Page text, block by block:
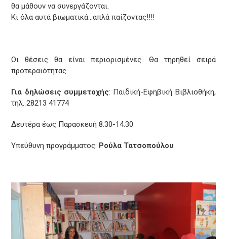
θα μάθουν να συνεργάζονται.
Κι όλα αυτά βιωματικά…απλά παίζοντας!!!!
Οι θέσεις θα είναι περιορισμένες. Θα τηρηθεί σειρά
προτεραιότητας.
Για δηλώσεις συμμετοχής: Παιδική-Εφηβική Βιβλιοθήκη,
τηλ. 28213 41774
Δευτέρα έως Παρασκευή 8.30-14.30
Yπεύθυνη προγράμματος: Ρούλα Τατσοπούλου